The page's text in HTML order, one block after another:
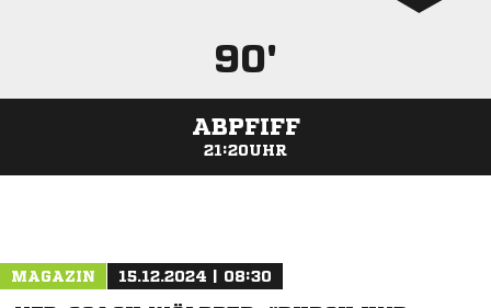
90'
ABPFIFF
21:20UHR
MAGAZIN 15.12.2024 | 08:30